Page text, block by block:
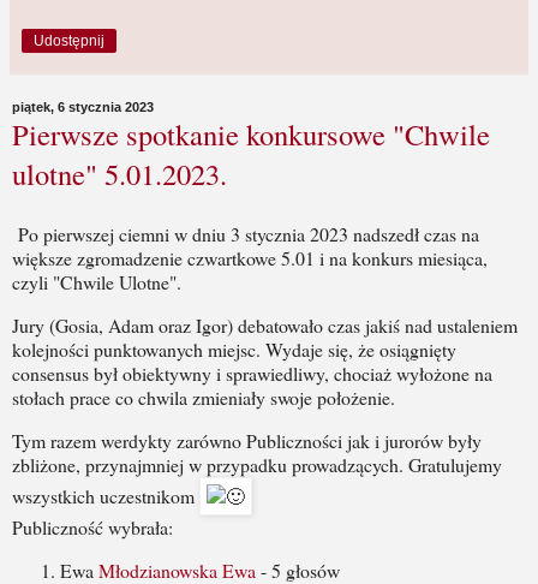
Udostępnij
piątek, 6 stycznia 2023
Pierwsze spotkanie konkursowe "Chwile
ulotne" 5.01.2023.
Po pierwszej ciemni w dniu 3 stycznia 2023 nadszedł czas na
większe zgromadzenie czwartkowe 5.01 i na konkurs miesiąca,
czyli "Chwile Ulotne".
Jury (Gosia, Adam oraz Igor) debatowało czas jakiś nad ustaleniem
kolejności punktowanych miejsc. Wydaje się, że osiągnięty
consensus był obiektywny i sprawiedliwy, chociaż wyłożone na
stołach prace co chwila zmieniały swoje położenie.
Tym razem werdykty zarówno Publiczności jak i jurorów były
zbliżone, przynajmniej w przypadku prowadzących. Gratulujemy
wszystkich uczestnikom
Publiczność wybrała:
Ewa Młodzianowska Ewa - 5 głosów